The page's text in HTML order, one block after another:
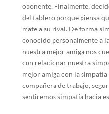
oponente. Finalmente,
del tablero porque piensa
mate a su rival. De forma
conocido personalmente a
nuestra mejor amiga nos
con relacionar nuestra
mejor amiga con la simpatía
compañera de trabajo,
sentiremos simpatía hacia